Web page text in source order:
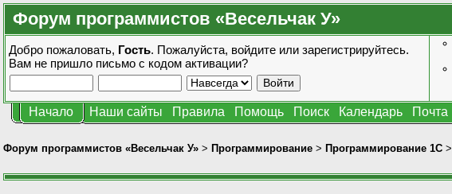
Форум программистов «Весельчак У»
Добро пожаловать, Гость. Пожалуйста, войдите или зарегистрируйтесь.
Вам не пришло письмо с кодом активации?
Начало Наши сайты Правила Помощь Поиск Календарь Почта
Форум программистов «Весельчак У» > Программирование > Программирование 1С >